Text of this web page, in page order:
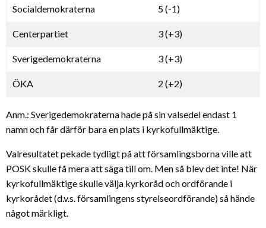
Socialdemokraterna 5 (-1)
Centerpartiet 3 (+3)
Sverigedemokraterna 3 (+3)
ÖKA 2 (+2)
Anm.: Sverigedemokraterna hade på sin valsedel endast 1
namn och får därför bara en plats i kyrkofullmäktige.
Valresultatet pekade tydligt på att församlingsborna ville att
POSK skulle få mera att säga till om. Men så blev det inte! När
kyrkofullmäktige skulle välja kyrkoråd och ordförande i
kyrkorådet (d.v.s. församlingens styrelseordförande) så hände
något märkligt.